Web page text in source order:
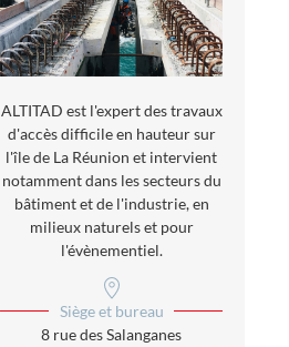
ALTITAD est l'expert des travaux
d'accès difficile en hauteur sur
l'île de La Réunion et intervient
notamment dans les secteurs du
bâtiment et de l'industrie, en
milieux naturels et pour
l'évènementiel.
Siège et bureau
8 rue des Salanganes